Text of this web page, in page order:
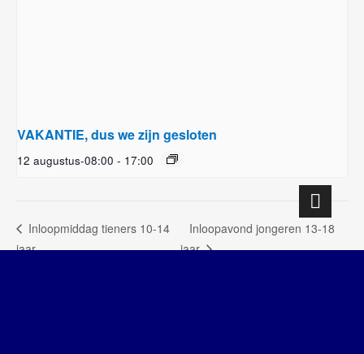
VAKANTIE, dus we zijn gesloten
12 augustus-08:00 - 17:00
Inloopmiddag tieners 10-14
jaar
Inloopavond jongeren 13-18
jaar